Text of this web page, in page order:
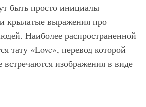
быть просто инициалы
крылатые выражения про
Наиболее распространенной
тату «Love», перевод которой
изображения в виде